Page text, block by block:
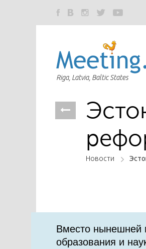
Riga, Latvia, Baltic States
Новости
Вместо нынешней
образования и